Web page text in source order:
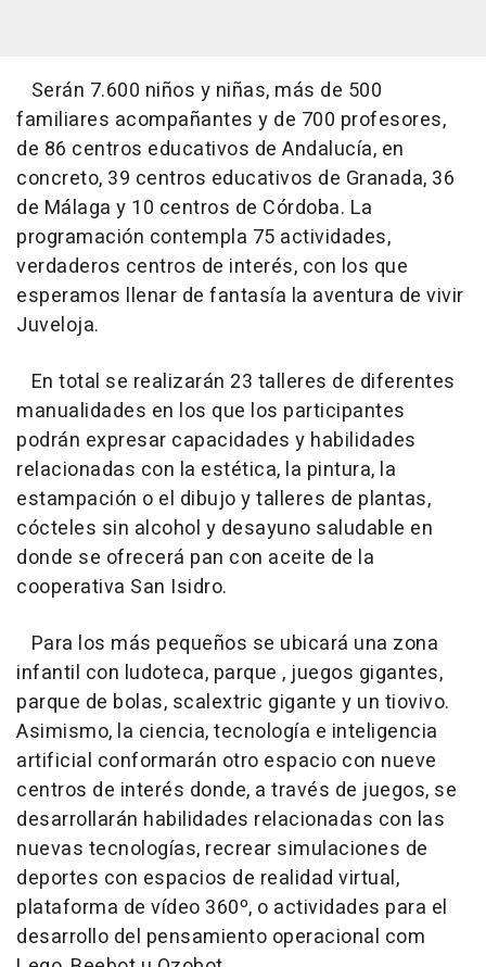
Serán 7.600 niños y niñas, más de 500
familiares acompañantes y de 700 profesores,
de 86 centros educativos de Andalucía, en
concreto, 39 centros educativos de Granada, 36
de Málaga y 10 centros de Córdoba. La
programación contempla 75 actividades,
verdaderos centros de interés, con los que
esperamos llenar de fantasía la aventura de vivir
Juveloja.
En total se realizarán 23 talleres de diferentes
manualidades en los que los participantes
podrán expresar capacidades y habilidades
relacionadas con la estética, la pintura, la
estampación o el dibujo y talleres de plantas,
cócteles sin alcohol y desayuno saludable en
donde se ofrecerá pan con aceite de la
cooperativa San Isidro.
Para los más pequeños se ubicará una zona
infantil con ludoteca, parque , juegos gigantes,
parque de bolas, scalextric gigante y un tiovivo.
Asimismo, la ciencia, tecnología e inteligencia
artificial conformarán otro espacio con nueve
centros de interés donde, a través de juegos, se
desarrollarán habilidades relacionadas con las
nuevas tecnologías, recrear simulaciones de
deportes con espacios de realidad virtual,
plataforma de vídeo 360º, o actividades para el
desarrollo del pensamiento operacional com